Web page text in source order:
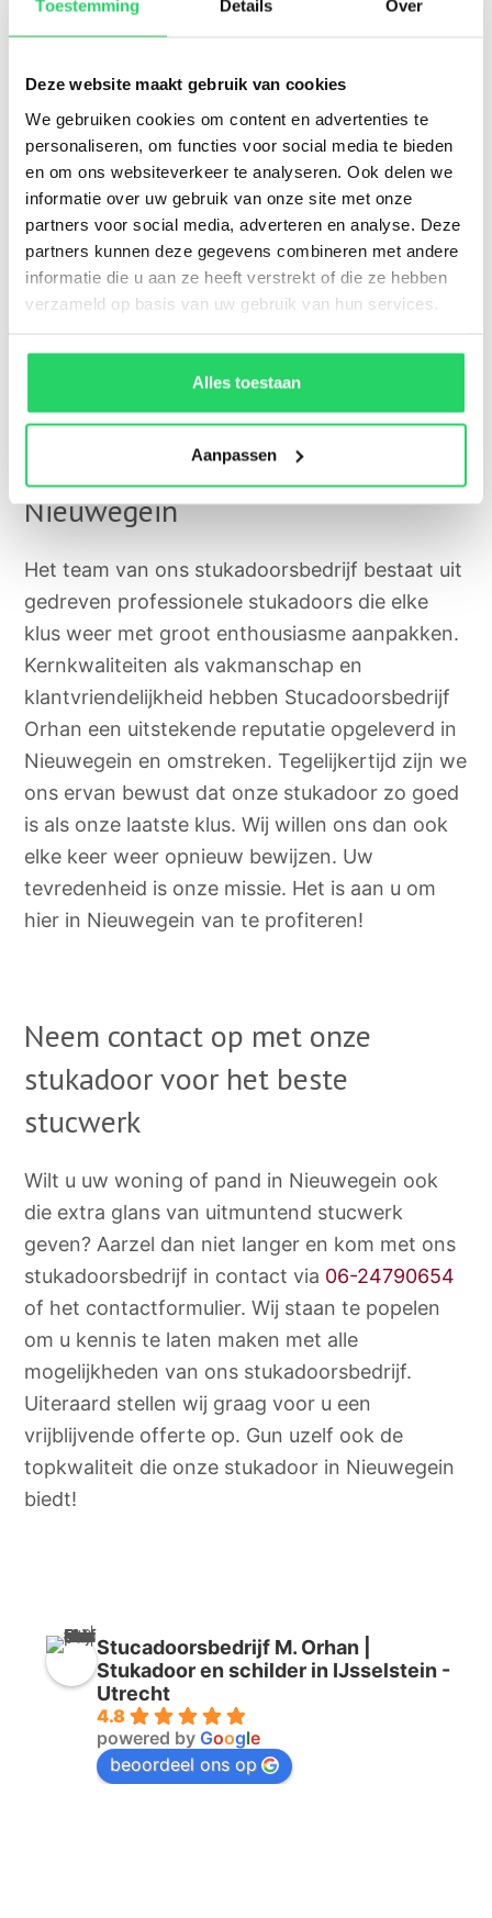
Toestemming Details Over
Deze website maakt gebruik van cookies
We gebruiken cookies om content en advertenties te
personaliseren, om functies voor social media te bieden
en om ons websiteverkeer te analyseren. Ook delen we
informatie over uw gebruik van onze site met onze
partners voor social media, adverteren en analyse. Deze
partners kunnen deze gegevens combineren met andere
informatie die u aan ze heeft verstrekt of die ze hebben
verzameld op basis van uw gebruik van hun services.
Alles toestaan
Aanpassen
Vakkundig stucwerk en
klantvriendelijke stukadoors in
Nieuwegein
Het team van ons stukadoorsbedrijf bestaat uit
gedreven professionele stukadoors die elke
klus weer met groot enthousiasme aanpakken.
Kernkwaliteiten als vakmanschap en
klantvriendelijkheid hebben Stucadoorsbedrijf
Orhan een uitstekende reputatie opgeleverd in
Nieuwegein en omstreken. Tegelijkertijd zijn we
ons ervan bewust dat onze stukadoor zo goed
is als onze laatste klus. Wij willen ons dan ook
elke keer weer opnieuw bewijzen. Uw
tevredenheid is onze missie. Het is aan u om
hier in Nieuwegein van te profiteren!
Neem contact op met onze
stukadoor voor het beste
stucwerk
Wilt u uw woning of pand in Nieuwegein ook
die extra glans van uitmuntend stucwerk
geven? Aarzel dan niet langer en kom met ons
stukadoorsbedrijf in contact via 06-24790654
of het contactformulier. Wij staan te popelen
om u kennis te laten maken met alle
mogelijkheden van ons stukadoorsbedrijf.
Uiteraard stellen wij graag voor u een
vrijblijvende offerte op. Gun uzelf ook de
topkwaliteit die onze stukadoor in Nieuwegein
biedt!
Stucadoorsbedrijf M. Orhan |
Stukadoor en schilder in IJsselstein -
Utrecht
4.8
powered by Google
beoordeel ons op